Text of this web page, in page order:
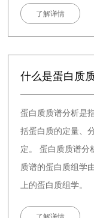
了解详情
什么是蛋白质
蛋白质质谱分析是
括蛋白质的定量、
定。 蛋白质质谱分
质谱的蛋白质组学
上的蛋白质组学。